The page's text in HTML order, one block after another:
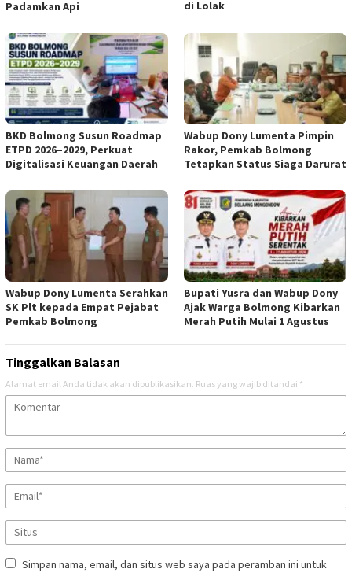
Padamkan Api di Lolak
BKD Bolmong Susun Roadmap
ETPD 2026–2029, Perkuat
Digitalisasi Keuangan Daerah
Wabup Dony Lumenta Pimpin
Rakor, Pemkab Bolmong
Tetapkan Status Siaga Darurat
Wabup Dony Lumenta Serahkan
SK Plt kepada Empat Pejabat
Pemkab Bolmong
Bupati Yusra dan Wabup Dony
Ajak Warga Bolmong Kibarkan
Merah Putih Mulai 1 Agustus
Tinggalkan Balasan
Alamat email Anda tidak akan dipublikasikan. Ruas yang wajib ditandai *
Simpan nama, email, dan situs web saya pada peramban ini untuk